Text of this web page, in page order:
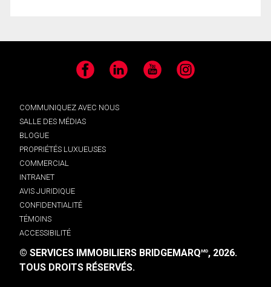
Facebook LinkedIn YouTube Instagram
COMMUNIQUEZ AVEC NOUS
SALLE DES MÉDIAS
BLOGUE
PROPRIÉTÉS LUXUEUSES
COMMERCIAL
INTRANET
AVIS JURIDIQUE
CONFIDENTIALITÉ
TÉMOINS
ACCESSIBILITÉ
© SERVICES IMMOBILIERS BRIDGEMARQMD, 2026.
TOUS DROITS RÉSERVÉS.